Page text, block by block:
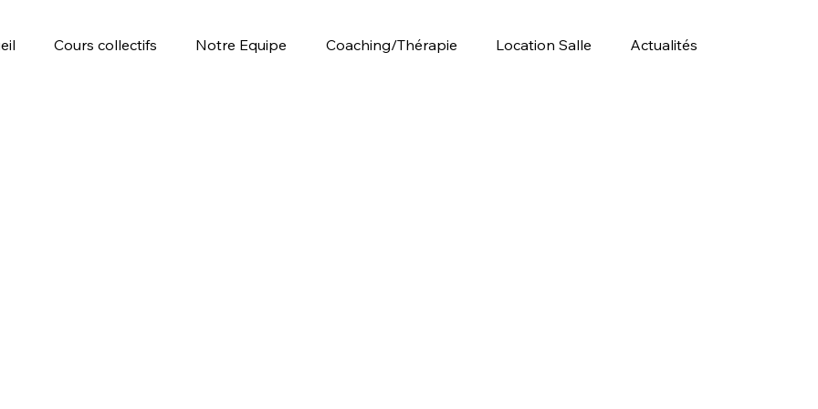
Cours collectifs Notre Equipe Coaching/Thérapie Location Salle Actualités